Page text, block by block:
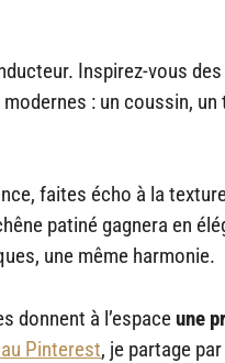
Inspirez-vous
: un coussin,
faites écho à la
patiné gagnera en
une même harmonie.
donnent à l’espace une
Pinterest, je partage